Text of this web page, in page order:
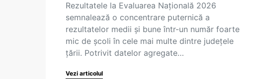
Rezultatele la Evaluarea Națională 2026
semnalează o concentrare puternică a
rezultatelor medii și bune într-un număr foarte
mic de școli în cele mai multe dintre județele
țării. Potrivit datelor agregate…
Vezi articolul